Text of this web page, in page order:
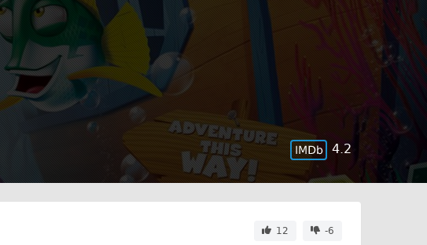
4.2
12
-6